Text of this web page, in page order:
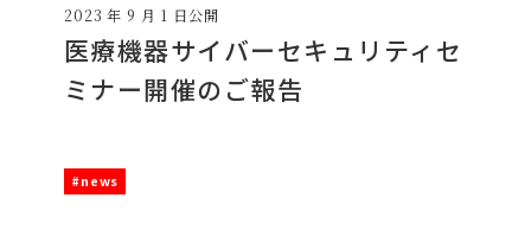
2023 年 9 月 1 日公開
医療機器サイバーセキュリティセ
ミナー開催のご報告
#news